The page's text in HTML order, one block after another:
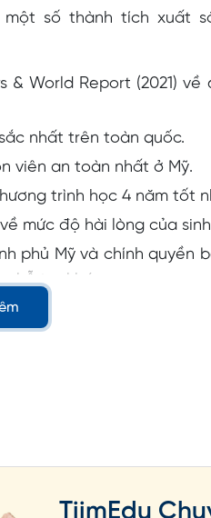
số thành tích xuất
World Report (2021) về
nhất trên toàn quốc.
viên an toàn nhất ở Mỹ.
trình học 4 năm tốt
mức độ hài lòng của
phủ Mỹ và chính quyền
hỗ trợ khác.
phân nửa công ty
phải đối mặt với các chi
TiimEdu